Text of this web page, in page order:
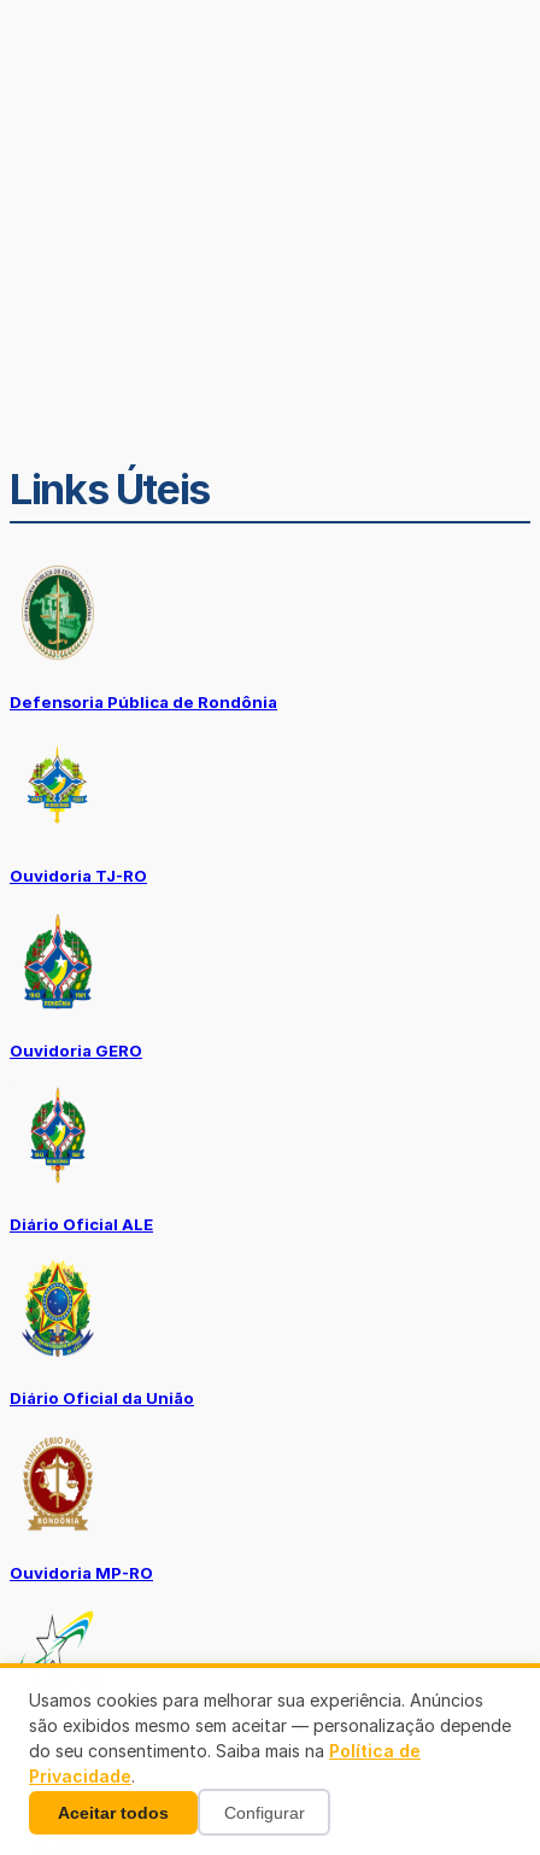
Links Úteis
Defensoria Pública de Rondônia
Ouvidoria TJ-RO
Ouvidoria GERO
Diário Oficial ALE
Diário Oficial da União
Ouvidoria MP-RO
Diário Oficial Municípios
Usamos cookies para melhorar sua experiência. Anúncios
são exibidos mesmo sem aceitar — personalização depende
do seu consentimento. Saiba mais na Política de
Privacidade.
Aceitar todos Configurar